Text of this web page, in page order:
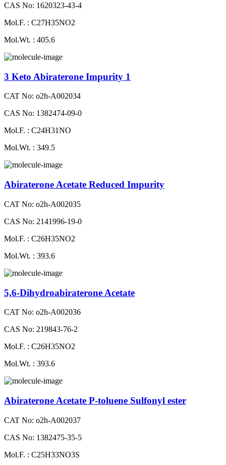
CAS No: 1620323-43-4
Mol.F. : C27H35NO2
Mol.Wt. : 405.6
3 Keto Abiraterone Impurity 1
CAT No: o2h-A002034
CAS No: 1382474-09-0
Mol.F. : C24H31NO
Mol.Wt. : 349.5
Abiraterone Acetate Reduced Impurity
CAT No: o2h-A002035
CAS No: 2141996-19-0
Mol.F. : C26H35NO2
Mol.Wt. : 393.6
5,6-Dihydroabiraterone Acetate
CAT No: o2h-A002036
CAS No: 219843-76-2
Mol.F. : C26H35NO2
Mol.Wt. : 393.6
Abiraterone Acetate P-toluene Sulfonyl ester
CAT No: o2h-A002037
CAS No: 1382475-35-5
Mol.F. : C25H33NO3S